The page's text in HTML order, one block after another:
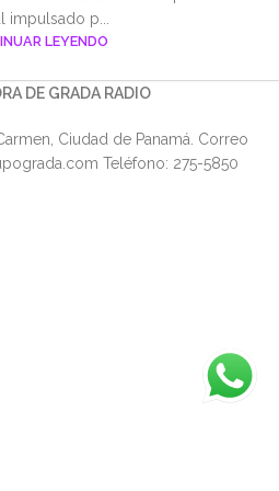
impulsado p...
LEYENDO
DE GRADA RADIO
Ciudad de Panamá. Correo
Teléfono: 275-5850